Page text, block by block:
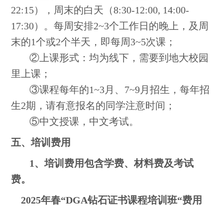
22:15），周末的白天（8:30-12:00, 14:00-
17:30）。每周安排2~3个工作日的晚上，及周
末的1个或2个半天，即每周3~5次课；
②上课形式：均为线下，需要到地大校园
里上课；
③课程每年的1~3月、7~9月招生，每年招
生2期，请有意报名的同学注意时间；
⑤中文授课，中文考试。
五、培训费用
1、培训费用包含学费、材料费及考试
费。
2025年春“DGA钻石证书课程培训班“费用